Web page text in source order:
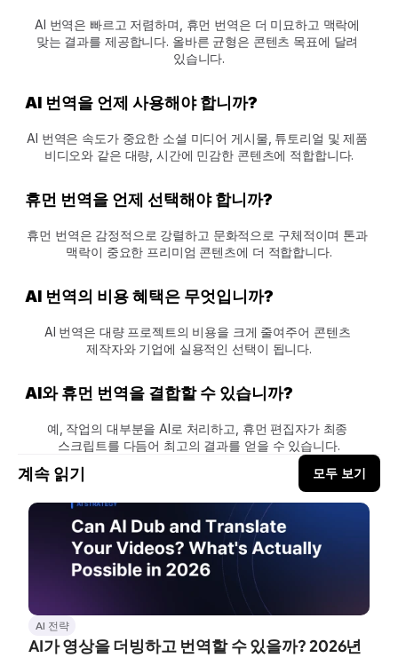
AI 번역은 빠르고 저렴하며, 휴먼 번역은 더 미묘하고 맥락에
맞는 결과를 제공합니다. 올바른 균형은 콘텐츠 목표에 달려
있습니다.
AI 번역을 언제 사용해야 합니까?
AI 번역은 속도가 중요한 소셜 미디어 게시물, 튜토리얼 및 제품
비디오와 같은 대량, 시간에 민감한 콘텐츠에 적합합니다.
휴먼 번역을 언제 선택해야 합니까?
휴먼 번역은 감정적으로 강렬하고 문화적으로 구체적이며 톤과
맥락이 중요한 프리미엄 콘텐츠에 더 적합합니다.
AI 번역의 비용 혜택은 무엇입니까?
AI 번역은 대량 프로젝트의 비용을 크게 줄여주어 콘텐츠
제작자와 기업에 실용적인 선택이 됩니다.
AI와 휴먼 번역을 결합할 수 있습니까?
예, 작업의 대부분을 AI로 처리하고, 휴먼 편집자가 최종
스크립트를 다듬어 최고의 결과를 얻을 수 있습니다.
계속 읽기 모두 보기
AI 전략
AI가 영상을 더빙하고 번역할 수 있을까? 2026년